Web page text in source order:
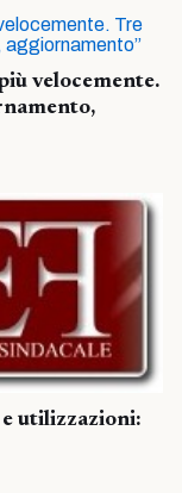
velocemente.
utilizzazioni: